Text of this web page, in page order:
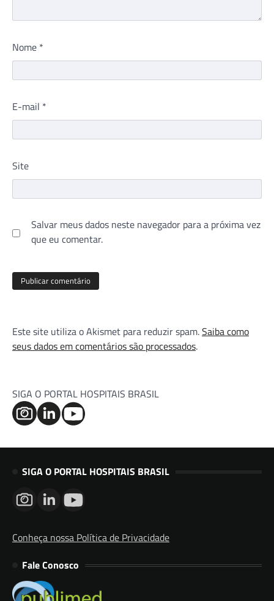
Nome *
E-mail *
Site
Salvar meus dados neste navegador para a próxima vez
que eu comentar.
Este site utiliza o Akismet para reduzir spam.Saiba como
seus dados em comentários são processados.
SIGA O PORTAL HOSPITAIS BRASIL
SIGA O PORTAL HOSPITAIS BRASIL
Conheça nossa Política de Privacidade
Fale Conosco